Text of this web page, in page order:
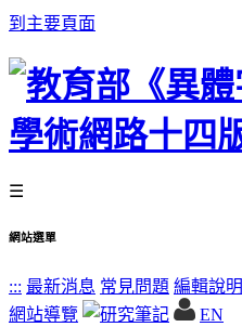
到主要頁面
☰
網站選單
::: 最新消息 常見問題 編輯說明
網站導覽
EN